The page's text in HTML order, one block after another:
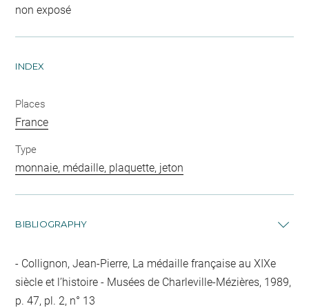
non exposé
INDEX
Places
France
Type
monnaie, médaille, plaquette, jeton
BIBLIOGRAPHY
Collignon, Jean-Pierre, La médaille française au XIXe
siècle et l’histoire - Musées de Charleville-Mézières, 1989,
p. 47, pl. 2, n° 13